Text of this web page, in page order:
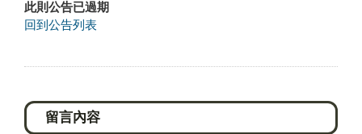
此則公告已過期
回到公告列表